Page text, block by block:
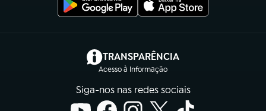
TRANSPARÊNCIA
Acesso à Informação
(abre em nova aba)
Siga-nos nas redes sociais